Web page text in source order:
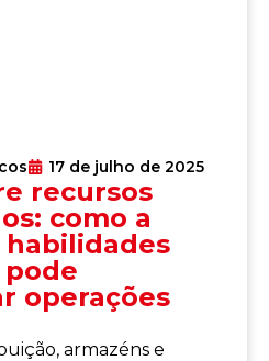
17 de julho de 2025
recursos
como a
habilidades
operações
armazéns e